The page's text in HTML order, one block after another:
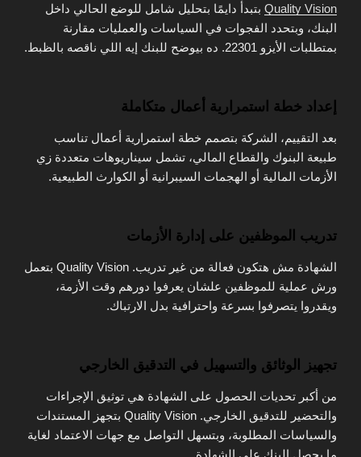
Quality Vision بتبدأ دايمًا بتحليل شامل للوضع الحالي داخل
البنك، وبتحدد الفجوات في السياسات والعمليات مقارنة
بمتطلبات الأيزو 22301. ده بيوضح للبنك إيه اللي ناقصه بالظبط.
إعداد خطة استمرارية أعمال متكاملة
بعد التقييم، الشركة بتصمم خطة استمرارية أعمال تناسب
طبيعة البنوك والقطاع المالي، تشمل سيناريوهات متعددة زي
الأزمات المالية أو الهجمات السيبرانية أو الكوارث الطبيعية.
تدريب الموظفين على إدارة الأزمات
الشهادة مش هتكون فعالة من غير تدريب. Quality Vision بتعمل
ورش عملية للموظفين علشان يعرفوا دورهم وقت الأزمة،
ويقدروا يتصرفوا بسرعة واحترافية بدل الارتباك.
تجهيز الوثائق والتسهيل في التدقيق الخارجي
من أكبر تحديات الحصول على الشهادة هي توثيق الإجراءات
والتحضير للتدقيق الخارجي. Quality Vision بتجهز المستندات
والسياسات المطلوبة، وبتسهل التواصل مع جهات الاعتماد لغاية
ما يحصل البنك على الشهادة.